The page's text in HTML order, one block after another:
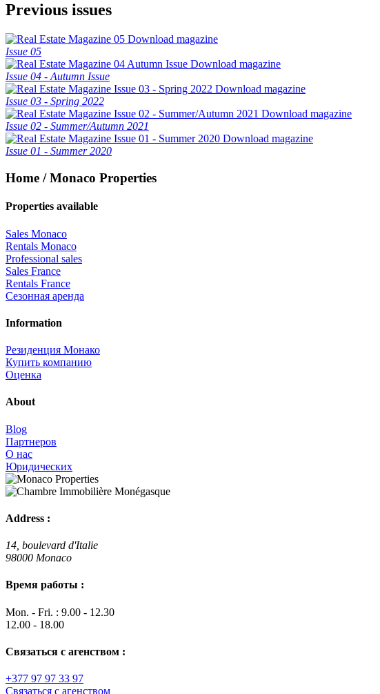
Previous issues
Download magazine
Issue 05
Download magazine
Issue 04 - Autumn Issue
Download magazine
Issue 03 - Spring 2022
Download magazine
Issue 02 - Summer/Autumn 2021
Download magazine
Issue 01 - Summer 2020
Home / Monaco Properties
Properties available
Sales Monaco
Rentals Monaco
Professional sales
Sales France
Rentals France
Сезонная аренда
Information
Резиденция Монако
Купить компанию
Оценка
About
Blog
Партнеров
О нас
Юридических
Address :
14, boulevard d'Italie
98000 Monaco
Время работы :
Mon. - Fri. : 9.00 - 12.30
12.00 - 18.00
Связаться с агенством :
+377 97 97 33 97
Связаться с агенством